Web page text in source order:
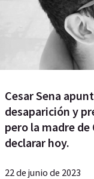
Cesar Sena
desaparición y
pero la madre
declarar hoy.
22 de junio de 2023